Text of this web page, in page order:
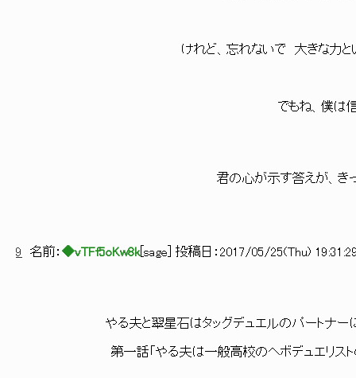
けれど、忘れないで 大きな力というものは
でもね、僕は信じてい
君の心が示す答えが、きっと素晴ら
9 名前： ◆vTFf5oKw8k[ sage ] 投稿日： 2017/05/25(Thu)
やる夫と翠星石はタッグデュエルのパートナーに
第一話「やる夫は一般高校のヘボデュエリストの